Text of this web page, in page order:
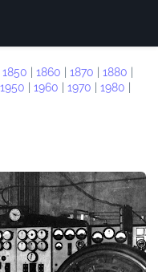
1850 1860 1870 1880
1950 1960 1970 1980